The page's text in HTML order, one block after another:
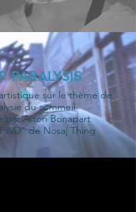
PARALYSIS
sur le thème de
du sommeil
par Aston Bonapart
de Nosaj Thing